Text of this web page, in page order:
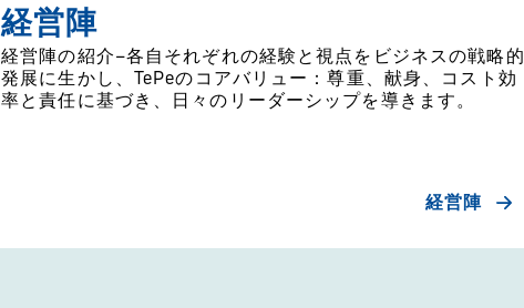
経営陣
経営陣の紹介–各自それぞれの経験と視点をビジネスの戦略的
発展に生かし、TePeのコアバリュー：尊重、献身、コスト効
率と責任に基づき、日々のリーダーシップを導きます。
経営陣